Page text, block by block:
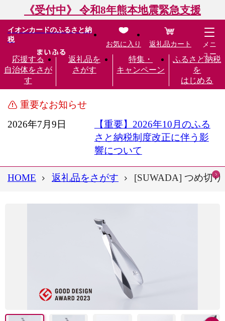
《受付中》 令和8年熊本地震緊急支援
イオンカードのふるさと納
税
応援する
自治体をさが
す
返礼品を
さがす
特集・
キャンペーン
ふるさと納税
を
はじめる
お気に入り 返礼品カート
メニ
ュー
重要なお知らせ
2026年7月9日
【重要】2026年10月のふる
さと納税制度改正に伴う影
響について
HOME 返礼品をさがす [SUWADA] つめ切